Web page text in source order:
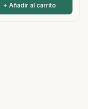
+ Añadir al carrito